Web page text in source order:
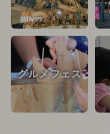
グルメフェス